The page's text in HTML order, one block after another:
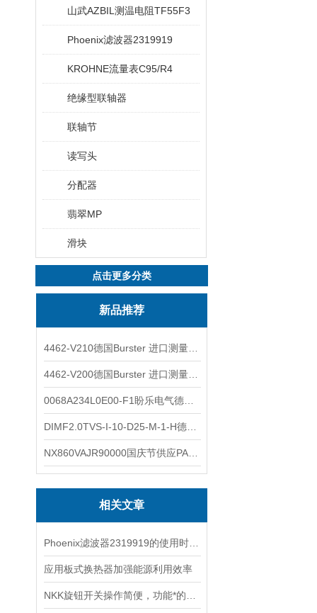
山武AZBIL测温电阻TF55F3
Phoenix滤波器2319919
KROHNE流量表C95/R4
绝缘型联轴器
联轴节
读写头
分配器
翡翠MP
滑块
点击更多分类
新品推荐
相关文章
应用板式换热器加强能源利用效率